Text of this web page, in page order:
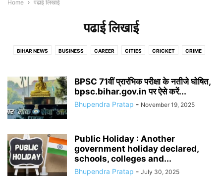
Home पढाई लिखाई
पढाई लिखाई
BIHAR NEWS BUSINESS CAREER CITIES CRICKET CRIME
अररिया अरवल औरंगाबाद किशनगंज खगरिया गया छपरा
जमुई जहानाबाद दरभंगा नवादा पढाई लिखाई पश्चिमी चम्पारण पूर्णिया
बेगूसराय बेतिया भबुआ भागलपुर मधुबनी मुजफ्फरपुर मोतिहारी लखीसराय
विदेश शिवहर शिवान
BPSC 71वीं प्रारंभिक परीक्षा के नतीजे घोषित,
bpsc.bihar.gov.in पर ऐसे करें...
Bhupendra Pratap - November 19, 2025
Public Holiday : Another
government holiday declared,
schools, colleges and...
Bhupendra Pratap - July 30, 2025